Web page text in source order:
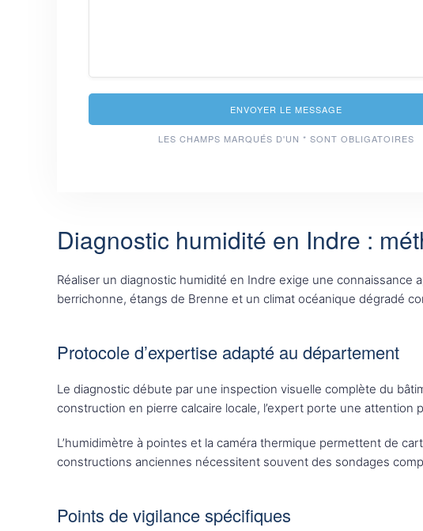
ENVOYER LE MESSAGE
LES CHAMPS MARQUÉS D'UN * SONT OBLIGATOIRES
Diagnostic humidité en Indre :
Réaliser un diagnostic humidité en Indre exige une
berrichonne, étangs de Brenne et un climat océanique dégradé
Protocole d’expertise adapté au département
Le diagnostic débute par une inspection visuelle complète du
construction en pierre calcaire locale, l’expert porte une attention
L’humidimètre à pointes et la caméra thermique permettent de
constructions anciennes nécessitent souvent des sondages
Points de vigilance spécifiques